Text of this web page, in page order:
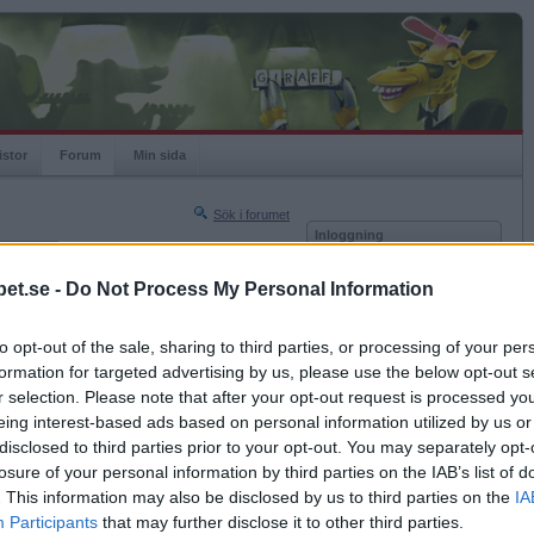
- Do Not Process My Personal Information
opt-out of the sale, sharing to third parties, or processing of your
for targeted advertising by us, please use the below opt-out
selection. Please note that after your opt-out request is processed
interest-based ads based on personal information utilized by us
to third parties prior to your opt-out. You may separately
of your personal information by third parties on the IAB’s list of
This information may also be disclosed by us to third parties on the
Participants that may further disclose it to other third parties.
Forum Min sida
Sök i forumet
Nästa sida »
2011-02-05 09:26
och ris. Frågan är bara hur jag ska tillaga det
Såsen och tillbehören är ju viktiga.
2011-02-05 09:28
Inloggning
Kom ihåg mig
Glömt ditt lösenord?
Få ny aktiveringslänk
Betapet är gratis!